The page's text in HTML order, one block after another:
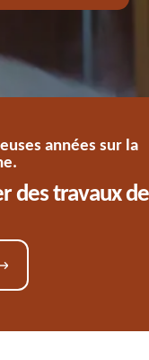
années sur la
des travaux de